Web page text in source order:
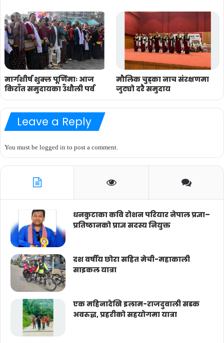
मार्गशीर्ष शुक्ल पूर्णिमाः आज
किराँत समुदायका उँधौली पर्व
मौलिक चुड्का नाच संरक्षणमा
जुट्यो दरै समुदाय
Leave a Reply
You must be logged in to post a comment.
धनकुटाका कवि रोशन परियार नेपाल प्रज्ञा–
प्रतिष्ठानको प्राज्ञ सदस्य नियुक्त
दश वर्षीय छोरा सहित मेची-महाकाली
साइकल यात्रा
एक महिनादेखि इलाम-राजदुवाली सडक
अवरुद्ध, प्रहरीको सहयोगमा यात्रा